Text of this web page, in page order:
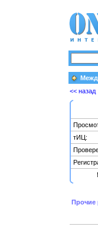
<< назад
тИЦ:
Прочие